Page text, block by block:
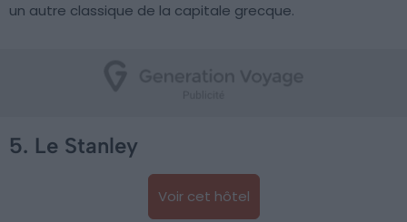
un autre classique de la capitale grecque.
5. Le Stanley
Voir cet hôtel